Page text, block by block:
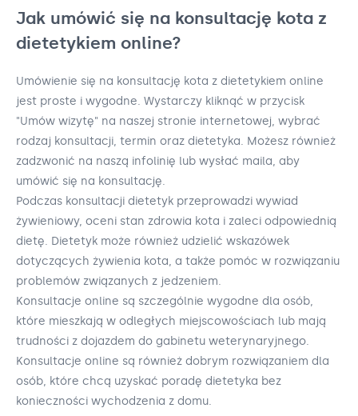
Jak umówić się na konsultację kota z
dietetykiem online?
Umówienie się na konsultację kota z dietetykiem online
jest proste i wygodne. Wystarczy kliknąć w przycisk
"Umów wizytę" na naszej stronie internetowej, wybrać
rodzaj konsultacji, termin oraz dietetyka. Możesz również
zadzwonić na naszą infolinię lub wysłać maila, aby
umówić się na konsultację.
Podczas konsultacji dietetyk przeprowadzi wywiad
żywieniowy, oceni stan zdrowia kota i zaleci odpowiednią
dietę. Dietetyk może również udzielić wskazówek
dotyczących żywienia kota, a także pomóc w rozwiązaniu
problemów związanych z jedzeniem.
Konsultacje online są szczególnie wygodne dla osób,
które mieszkają w odległych miejscowościach lub mają
trudności z dojazdem do gabinetu weterynaryjnego.
Konsultacje online są również dobrym rozwiązaniem dla
osób, które chcą uzyskać poradę dietetyka bez
konieczności wychodzenia z domu.